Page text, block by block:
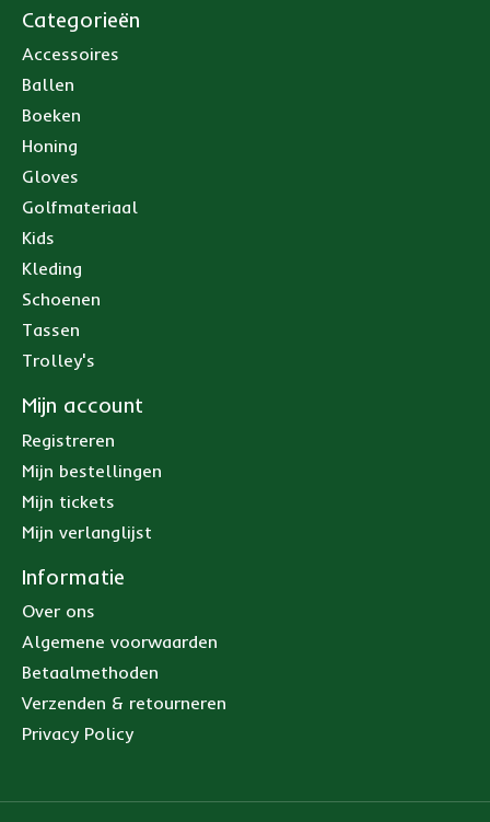
Categorieën
Accessoires
Ballen
Boeken
Honing
Gloves
Golfmateriaal
Kids
Kleding
Schoenen
Tassen
Trolley's
Mijn account
Registreren
Mijn bestellingen
Mijn tickets
Mijn verlanglijst
Informatie
Over ons
Algemene voorwaarden
Betaalmethoden
Verzenden & retourneren
Privacy Policy